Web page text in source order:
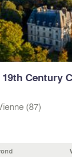
Century
(87)